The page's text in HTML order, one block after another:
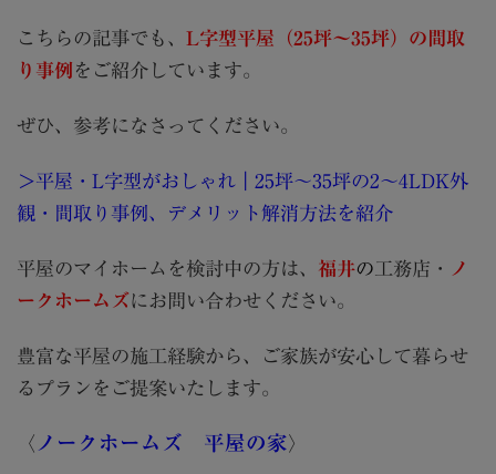
こちらの記事でも、 L字型平屋（25坪～35坪）の間取
り事例 をご紹介しています。
ぜひ、参考になさってください。
＞平屋・L字型がおしゃれ｜25坪〜35坪の2〜4LDK外
観・間取り事例、デメリット解消方法を紹介
平屋のマイホームを検討中の方は、 福井の工務店・
ノ
ークホームズにお問い合わせください。
豊富な平屋の施工経験から、ご家族が安心して暮らせ
るプランをご提案いたします。
〈 ノークホームズ 平屋の家〉